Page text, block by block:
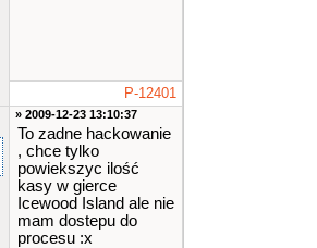
P-12401
» 2009-12-23 13:10:37
To zadne hackowanie
, chce tylko
powiekszyc ilość
kasy w gierce
Icewood Island ale nie
mam dostepu do
procesu :x